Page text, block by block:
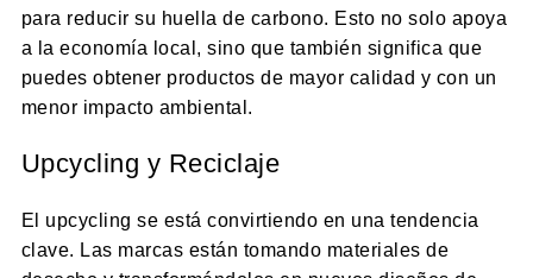
para reducir su huella de carbono. Esto no solo apoya
a la economía local, sino que también significa que
puedes obtener productos de mayor calidad y con un
menor impacto ambiental.
Upcycling y Reciclaje
El upcycling se está convirtiendo en una tendencia
clave. Las marcas están tomando materiales de